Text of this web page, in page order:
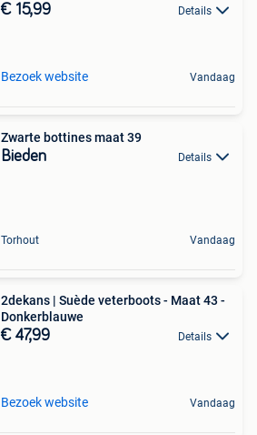
€ 15,99 Details
Bezoek website Vandaag
Zwarte bottines maat 39
Bieden Details
Torhout Vandaag
2dekans | Suède veterboots - Maat 43 -
Donkerblauwe
€ 47,99 Details
Bezoek website Vandaag